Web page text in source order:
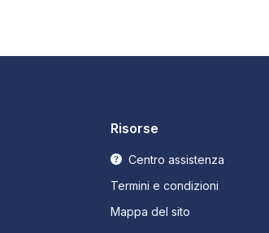
Risorse
Centro assistenza
Termini e condizioni
Mappa del sito